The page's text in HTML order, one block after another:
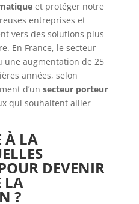
et protéger notre
entreprises et
vers des solutions plus
En France, le secteur
une augmentation de 25
années, selon
d’un secteur porteur
qui souhaitent allier
À LA
DEVENIR
LA
?